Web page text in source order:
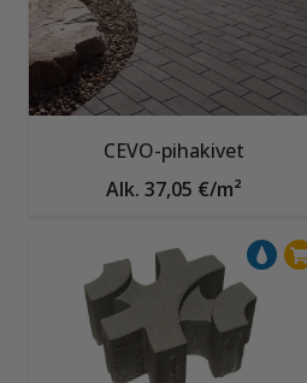
CEVO-pihakivet
Alk. 37,05 €/m²